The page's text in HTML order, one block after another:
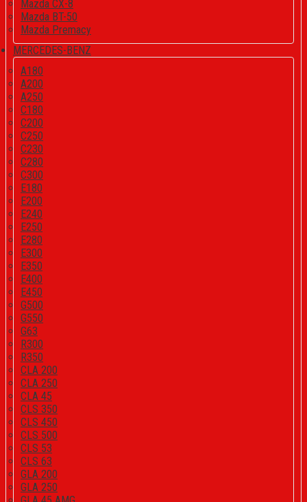
Mazda CX-8
Mazda BT-50
Mazda Premacy
MERCEDES-BENZ
A180
A200
A250
C180
C200
C250
C230
C280
C300
E180
E200
E240
E250
E280
E300
E350
E400
E450
G500
G550
G63
R300
R350
CLA 200
CLA 250
CLA 45
CLS 350
CLS 450
CLS 500
CLS 53
CLS 63
GLA 200
GLA 250